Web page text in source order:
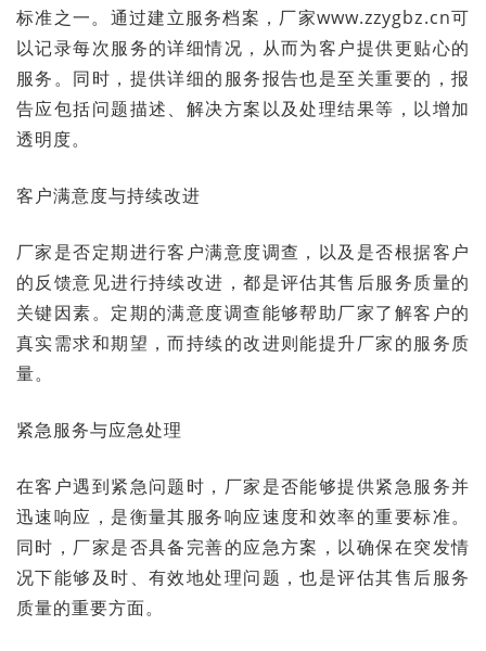
标准之一。通过建立服务档案，厂家www.zzygbz.cn可
以记录每次服务的详细情况，从而为客户提供更贴心的
服务。同时，提供详细的服务报告也是至关重要的，报
告应包括问题描述、解决方案以及处理结果等，以增加
透明度。
客户满意度与持续改进
厂家是否定期进行客户满意度调查，以及是否根据客户
的反馈意见进行持续改进，都是评估其售后服务质量的
关键因素。定期的满意度调查能够帮助厂家了解客户的
真实需求和期望，而持续的改进则能提升厂家的服务质
量。
紧急服务与应急处理
在客户遇到紧急问题时，厂家是否能够提供紧急服务并
迅速响应，是衡量其服务响应速度和效率的重要标准。
同时，厂家是否具备完善的应急方案，以确保在突发情
况下能够及时、有效地处理问题，也是评估其售后服务
质量的重要方面。